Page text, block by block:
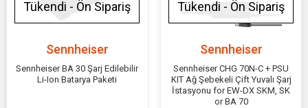
Tükendi - Ön Sipariş
Sennheiser
Sennheiser BA 30 Şarj Edilebilir
Li-Ion Batarya Paketi
Tükendi - Ön Sipariş
Sennheiser
Sennheiser CHG 70N-C + PSU
KIT Ağ Şebekeli Çift Yuvalı Şarj
İstasyonu for EW-DX SKM, SK
or BA 70